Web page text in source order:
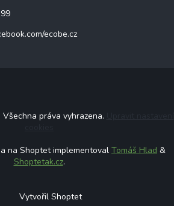
ecobe.cz
Všechna práva vyhrazena.
na Shoptet implementoval Tomáš Hlad &
Shoptetak.cz.
Vytvořil Shoptet